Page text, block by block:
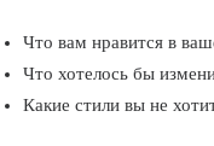
Что вам нравится в
Что хотелось бы
Какие стили вы не